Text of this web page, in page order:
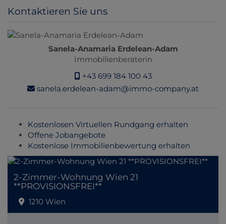
Kontaktieren Sie uns
Sanela-Anamaria Erdelean-Adam
Immobilienberaterin
+43 699 184 100 43
sanela.erdelean-adam@immo-company.at
Kostenlosen Virtuellen Rundgang erhalten
Offene Jobangebote
Kostenlose Immobilienbewertung erhalten
2-Zimmer-Wohnung Wien 21
**PROVISIONSFREI**
1210 Wien